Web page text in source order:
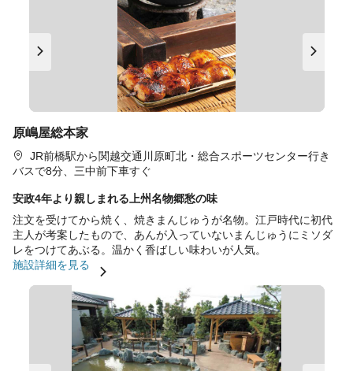
原嶋屋総本家
JR前橋駅から関越交通川原町北・総合スポーツセンター行き
バスで8分、三中前下車すぐ
安政4年より親しまれる上州名物郷愁の味
注文を受けてから焼く、焼きまんじゅうが名物。江戸時代に初代
主人が考案したもので、あんが入っていないまんじゅうにミソダ
レをつけてあぶる。温かく香ばしい味わいが人気。
施設詳細を見る